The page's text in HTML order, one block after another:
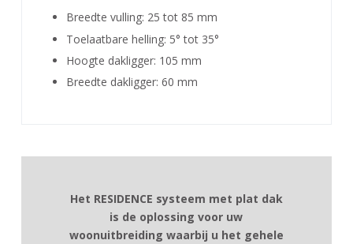
Breedte vulling: 25 tot 85 mm
Toelaatbare helling: 5° tot 35°
Hoogte dakligger: 105 mm
Breedte dakligger: 60 mm
Het RESIDENCE systeem met plat dak
is de oplossing voor uw
woonuitbreiding waarbij u het gehele